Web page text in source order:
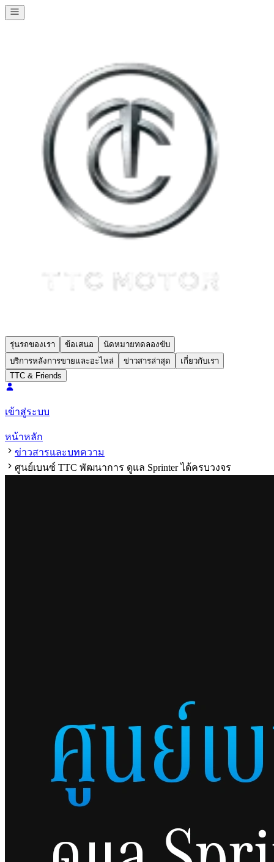
รุ่นรถของเรา ข้อเสนอ
นัดหมายทดลองขับ
บริการหลังการขายและอะไหล่
ข่าวสารล่าสุด
เกี่ยวกับเรา
TTC & Friends
เข้าสู่ระบบ
หน้าหลัก
ข่าวสารและบทความ
ศูนย์เบนซ์ TTC พัฒนาการ ดูแล Sprinter ได้ครบวงจร